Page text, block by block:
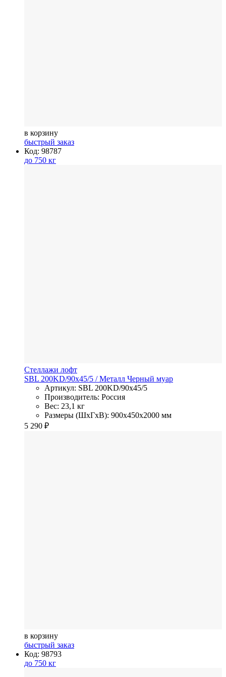
в корзину
быстрый заказ
Код: 98787
до 750 кг
Стеллажи лофт
SBL 200KD/90x45/5 / Металл Черный муар
Артикул: SBL 200KD/90x45/5
Производитель: Россия
Вес: 23,1 кг
Размеры (ШхГхВ): 900x450x2000 мм
5 290 ₽
в корзину
быстрый заказ
Код: 98793
до 750 кг